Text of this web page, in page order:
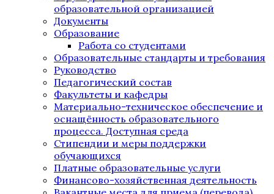
образовательной организацией
Документы
Образование
Работа со студентами
Образовательные стандарты и требования
Руководство
Педагогический состав
Факультеты и кафедры
Материально-техническое обеспечение и
оснащённость образовательного
процесса. Доступная среда
Стипендии и меры поддержки
обучающихся
Платные образовательные услуги
Финансово-хозяйственная деятельность